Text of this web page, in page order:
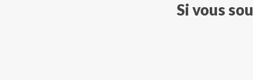
Si vous